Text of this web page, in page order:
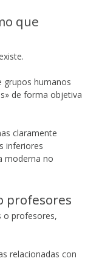
que
grupos humanos
de forma objetiva
claramente
inferiores
moderna no
profesores
o profesores,
relacionadas con